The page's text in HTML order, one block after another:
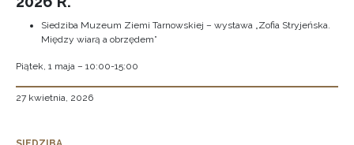
Siedziba Muzeum Ziemi Tarnowskiej – wystawa „Zofia Stryjeńska.
Między wiarą a obrzędem”
Piątek, 1 maja – 10:00-15:00
27 kwietnia, 2026